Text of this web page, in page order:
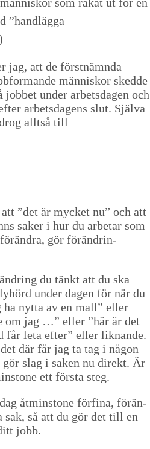
”han­dläg­ga
jag, att de först­näm­n­da
män­niskor sked­de
job­bet under arbets­da­gen och
arbets­da­gens slut. Själ­va
allt­så till
”det är myck­et nu” och att
sak­er i hur du arbe­tar som
gör förän­drin­
du tänkt att du ska
under dagen för när du
ha nyt­ta av en mall” eller
om jag …” eller ”här är det
får leta efter” eller lik­nande.
där får jag ta tag i någon
gör slag i sak­en nu direkt. Är
ett förs­ta steg.
åtmin­stone för­fi­na, förän­
sak, så att du gör det till en
jobb.